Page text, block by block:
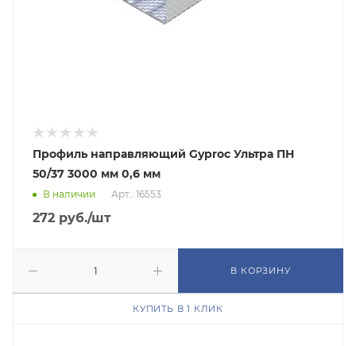
Профиль направляющий Gyproc Ультра ПН
50/37 3000 мм 0,6 мм
В наличии Арт.: 16553
272 руб./шт
В КОРЗИНУ
КУПИТЬ В 1 КЛИК